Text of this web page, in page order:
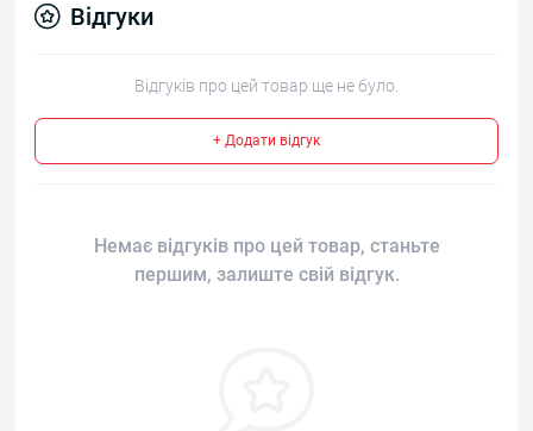
Відгуки
Відгуків про цей товар ще не було.
+ Додати відгук
Немає відгуків про цей товар, станьте
першим, залиште свій відгук.